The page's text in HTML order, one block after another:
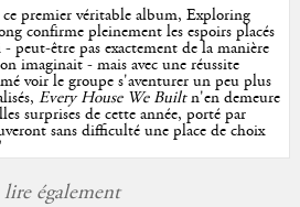
ce premier véritable album, Exploring
confirme pleinement les espoirs placés
peut-être pas exactement de la manière
imaginait - mais avec une réussite
voir le groupe s'aventurer un peu plus
Every House We Builtn'en demeure
surprises de cette année, porté par
sans difficulté une place de choix
également